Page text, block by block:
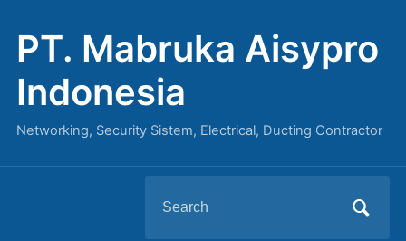
PT. Mabruka Aisypro
Indonesia
Networking, Security Sistem, Electrical, Ducting Contractor
for: